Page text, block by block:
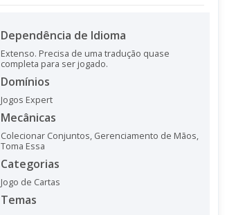
Dependência de Idioma
Extenso. Precisa de uma tradução quase
completa para ser jogado.
Domínios
Jogos Expert
Mecânicas
Colecionar Conjuntos, Gerenciamento de Mãos,
Toma Essa
Categorias
Jogo de Cartas
Temas